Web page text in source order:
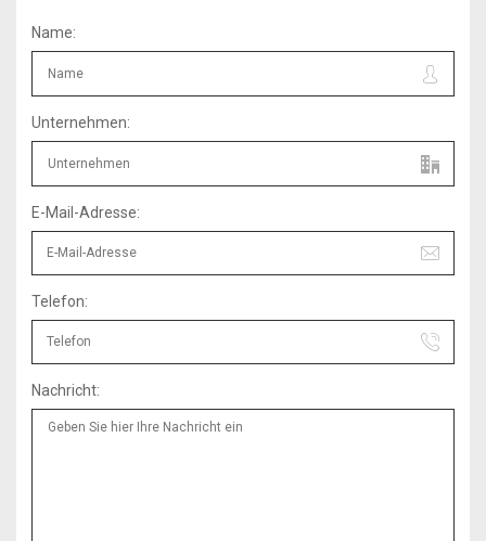
Name:
Unternehmen:
E-Mail-Adresse:
Telefon:
Nachricht: